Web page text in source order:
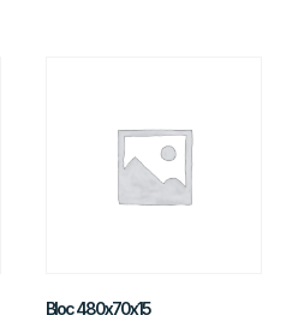
Bloc 480x70x15